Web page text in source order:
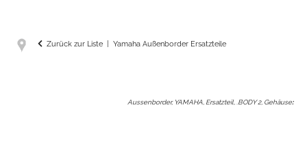
Zurück zur Liste Yamaha Außenborder Ersatzteile
Aussenborder, YAMAHA, Ersatzteil, .BODY 2, Gehäuse: